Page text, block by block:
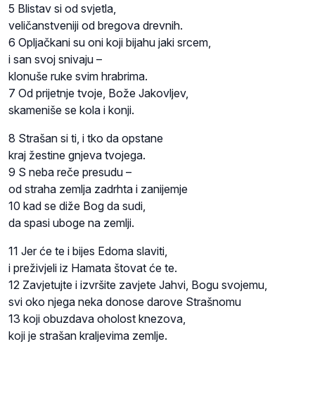
5 Blistav si od svjetla,
veličanstveniji od bregova drevnih.
6 Opljačkani su oni koji bijahu jaki srcem,
i san svoj snivaju –
klonuše ruke svim hrabrima.
7 Od prijetnje tvoje, Bože Jakovljev,
skameniše se kola i konji.
8 Strašan si ti, i tko da opstane
kraj žestine gnjeva tvojega.
9 S neba reče presudu –
od straha zemlja zadrhta i zanijemje
10 kad se diže Bog da sudi,
da spasi uboge na zemlji.
11 Jer će te i bijes Edoma slaviti,
i preživjeli iz Hamata štovat će te.
12 Zavjetujte i izvršite zavjete Jahvi, Bogu svojemu,
svi oko njega neka donose darove Strašnomu
13 koji obuzdava oholost knezova,
koji je strašan kraljevima zemlje.